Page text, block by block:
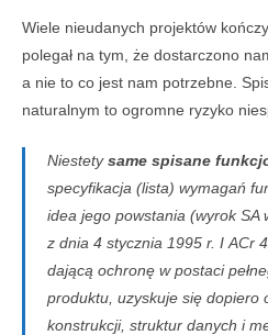
Wiele nieudanych projektów
polegał na tym, że dostarczono
a nie to co jest nam potrzebne.
naturalnym to ogromne ryzyko
Niestetysame spisane
specyfikacja (lista) wymagań
idea jego powstania (wyrok SA
z dnia 4 stycznia 1995 r. I ACr
dającą ochronę w postaci
produktu, uzyskuje się dopiero
konstrukcji, struktur danych i